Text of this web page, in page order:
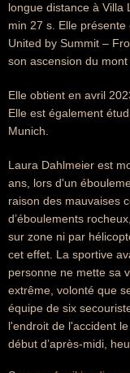
longue distance à Villa
min 27 s. Elle
United by Summit –
son ascension du mont
Elle obtient en avril
Elle est également
Munich.
Laura Dahlmeier est
ans, lors d'un
raison des mauvaises
d’éboulements
sur zone ni par
cet effet. La sportive
personne ne mette sa
extrême, volonté que
équipe de six
l'endroit de l'accident
début d’après-midi,